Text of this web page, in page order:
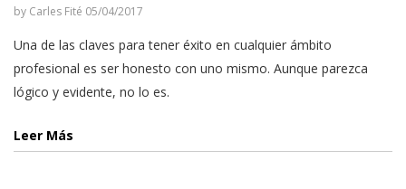
by Carles Fité 05/04/2017
Una de las claves para tener éxito en cualquier ámbito
profesional es ser honesto con uno mismo. Aunque parezca
lógico y evidente, no lo es.
Leer Más